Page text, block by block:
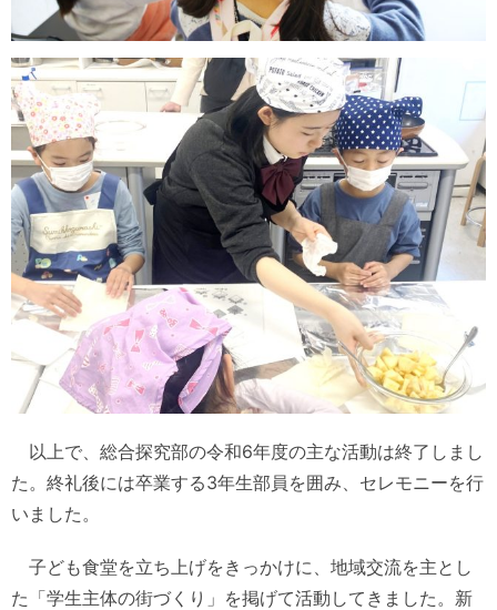
以上で、総合探究部の令和6年度の主な活動は終了しまし
た。終礼後には卒業する3年生部員を囲み、セレモニーを行
いました。
子ども食堂を立ち上げをきっかけに、地域交流を主とし
た「学生主体の街づくり」を掲げて活動してきました。新